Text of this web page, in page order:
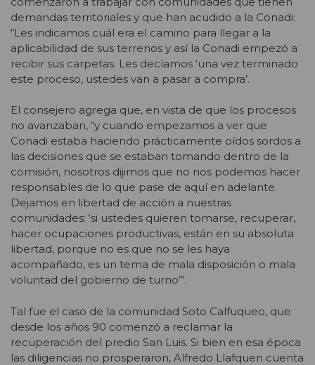
demandas territoriales y que han acudido a la Conadi:
“Les indicamos cuál era el camino para llegar a la
aplicabilidad de sus terrenos y así la Conadi empezó a
recibir sus carpetas. Les decíamos ‘una vez terminado
este proceso, ustedes van a pasar a compra’.
El consejero agrega que, en vista de que los procesos
no avanzaban, “y cuando empezamos a ver que
Conadi estaba haciendo prácticamente oídos sordos a
las decisiones que se estaban tomando dentro de la
comisión, nosotros dijimos que no nos podemos hacer
responsables de lo que pase de aquí en adelante.
Dejamos en libertad de acción a nuestras
comunidades: ‘si ustedes quieren tomarse, recuperar,
hacer ocupaciones productivas, están en su absoluta
libertad, porque no es que no se les haya
acompañado, es un tema de mala disposición o mala
voluntad del gobierno de turno’”.
Tal fue el caso de la comunidad Soto Calfuqueo, que
desde los años 90 comenzó a reclamar la
recuperación del predio San Luis. Si bien en esa época
las diligencias no prosperaron, Alfredo Llafquen cuenta